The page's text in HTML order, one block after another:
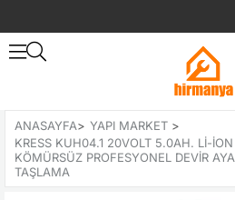
ANASAYFA> YAPI MARKET >
KRESS KUH04.1 20VOLT 5.0AH. LI-
KÖMÜRSÜZ PROFESYONEL DEVIR
TAŞLAMA